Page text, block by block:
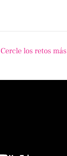
los retos más